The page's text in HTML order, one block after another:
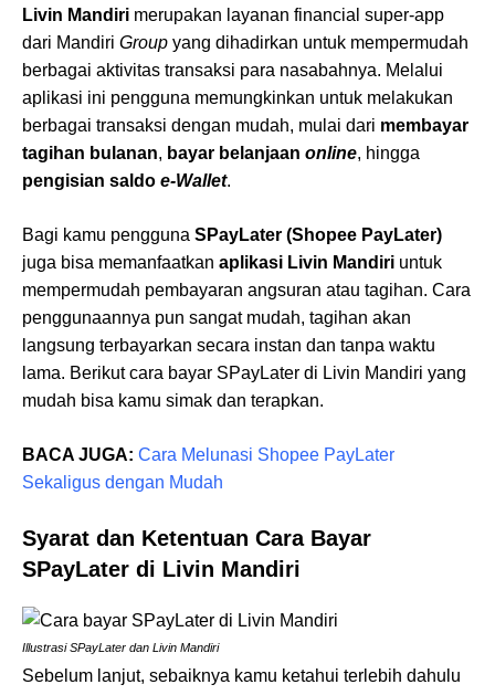
Livin Mandiri merupakan layanan financial super-app
dari Mandiri Group yang dihadirkan untuk mempermudah
berbagai aktivitas transaksi para nasabahnya. Melalui
aplikasi ini pengguna memungkinkan untuk melakukan
berbagai transaksi dengan mudah, mulai dari membayar
tagihan bulanan, bayar belanjaan online, hingga
pengisian saldo e-Wallet.
Bagi kamu pengguna SPayLater (Shopee PayLater)
juga bisa memanfaatkan aplikasi Livin Mandiri untuk
mempermudah pembayaran angsuran atau tagihan. Cara
penggunaannya pun sangat mudah, tagihan akan
langsung terbayarkan secara instan dan tanpa waktu
lama. Berikut cara bayar SPayLater di Livin Mandiri yang
mudah bisa kamu simak dan terapkan.
BACA JUGA: Cara Melunasi Shopee PayLater
Sekaligus dengan Mudah
Syarat dan Ketentuan Cara Bayar
SPayLater di Livin Mandiri
Illustrasi SPayLater dan Livin Mandiri
Sebelum lanjut, sebaiknya kamu ketahui terlebih dahulu